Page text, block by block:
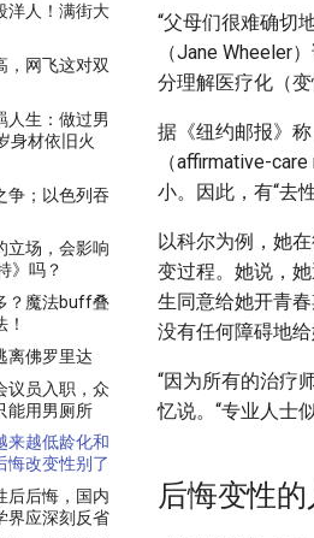
洋人！满街大
，网飞这对双
人生：做过男
身材依旧火
争；以色列吞
立场，会影响
》吗？
？魔法buff叠
离佛罗里达
议员入职，众
能用男厕所
来越低龄化和
悔改变性别了
后后悔，国内
界应深刻反省
“父母们很难确切
（Jane Wheeler
分理解医疗化（
据《纽约邮报》
（affirmative-
小。因此，有“去
以科尔为例，她
变过程。她说，
生同意给她开青
没有任何障碍地给
“因为所有的治疗
忆说。“专业人士
后悔变性